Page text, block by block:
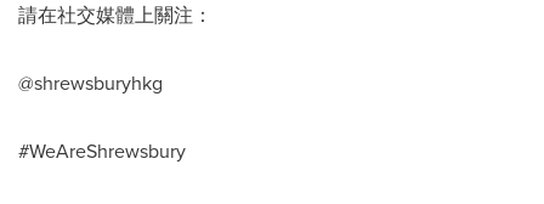
請在社交媒體上關注：
@shrewsburyhkg
#WeAreShrewsbury